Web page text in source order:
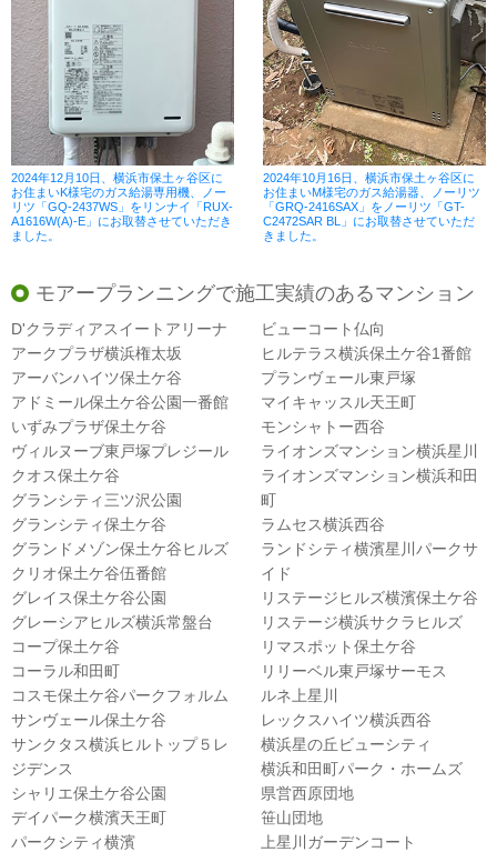
2024年12月10日、横浜市保土ヶ谷区に
お住まいK様宅のガス給湯専用機、ノー
リツ「GQ-2437WS」をリンナイ「RUX-
A1616W(A)-E」にお取替させていただき
ました。
2024年10月16日、横浜市保土ヶ谷区に
お住まいM様宅のガス給湯器、ノーリツ
「GRQ-2416SAX」をノーリツ「GT-
C2472SAR BL」にお取替させていただ
きました。
モアープランニングで施工実績のあるマンション
D'クラディアスイートアリーナ
アークプラザ横浜権太坂
アーバンハイツ保土ケ谷
アドミール保土ケ谷公園一番館
いずみプラザ保土ケ谷
ヴィルヌーブ東戸塚プレジール
クオス保土ケ谷
グランシティ三ツ沢公園
グランシティ保土ケ谷
グランドメゾン保土ケ谷ヒルズ
クリオ保土ケ谷伍番館
グレイス保土ケ谷公園
グレーシアヒルズ横浜常盤台
コープ保土ケ谷
コーラル和田町
コスモ保土ケ谷パークフォルム
サンヴェール保土ケ谷
サンクタス横浜ヒルトップ５レ
ジデンス
シャリエ保土ケ谷公園
デイパーク横濱天王町
パークシティ横濱
ビューコート仏向
ヒルテラス横浜保土ケ谷1番館
プランヴェール東戸塚
マイキャッスル天王町
モンシャトー西谷
ライオンズマンション横浜星川
ライオンズマンション横浜和田
町
ラムセス横浜西谷
ランドシティ横濱星川パークサ
イド
リステージヒルズ横濱保土ケ谷
リステージ横浜サクラヒルズ
リマスポット保土ケ谷
リリーベル東戸塚サーモス
ルネ上星川
レックスハイツ横浜西谷
横浜星の丘ビューシティ
横浜和田町パーク・ホームズ
県営西原団地
笹山団地
上星川ガーデンコート